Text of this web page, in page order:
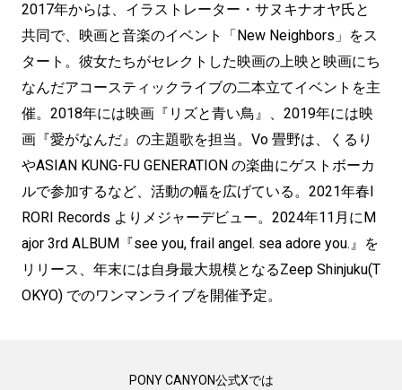
2017年からは、イラストレーター・サヌキナオヤ氏と
共同で、映画と音楽のイベント「New Neighbors」をス
タート。彼女たちがセレクトした映画の上映と映画にち
なんだアコースティックライブの二本立てイベントを主
催。2018年には映画『リズと青い鳥』、2019年には映
画『愛がなんだ』の主題歌を担当。Vo 畳野は、くるり
やASIAN KUNG-FU GENERATION の楽曲にゲストボーカ
ルで参加するなど、活動の幅を広げている。2021年春I
RORI Records よりメジャーデビュー。2024年11月にM
ajor 3rd ALBUM『see you, frail angel. sea adore you.』を
リリース、年末には自身最大規模となるZeep Shinjuku(T
OKYO) でのワンマンライブを開催予定。
PONY CANYON公式Xでは